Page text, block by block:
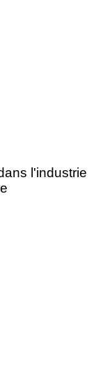
l'industrie